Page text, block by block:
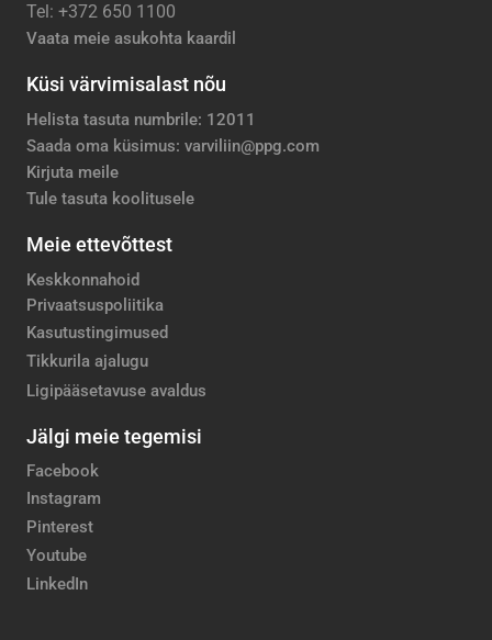
Tel: +372 650 1100
Vaata meie asukohta kaardil
Küsi värvimisalast nõu
Helista tasuta numbrile: 12011
Saada oma küsimus: varviliin@ppg.com
Kirjuta meile
Tule tasuta koolitusele
Meie ettevõttest
Keskkonnahoid
Privaatsuspoliitika
Kasutustingimused
Tikkurila ajalugu
Ligipääsetavuse avaldus
Jälgi meie tegemisi
Facebook
Instagram
Pinterest
Youtube
LinkedIn